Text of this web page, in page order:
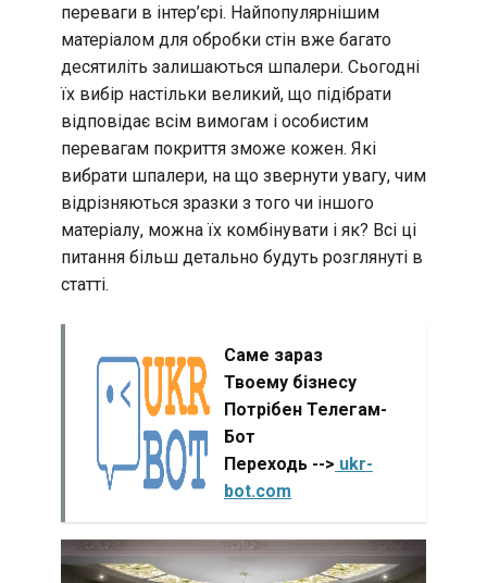
переваги в інтер’єрі. Найпопулярнішим
матеріалом для обробки стін вже багато
десятиліть залишаються шпалери. Сьогодні
їх вибір настільки великий, що підібрати
відповідає всім вимогам і особистим
перевагам покриття зможе кожен. Які
вибрати шпалери, на що звернути увагу, чим
відрізняються зразки з того чи іншого
матеріалу, можна їх комбінувати і як? Всі ці
питання більш детально будуть розглянуті в
статті.
Саме зараз
Твоему бізнесу
Потрібен Телегам-
Бот
Переходь --> ukr-
bot.com